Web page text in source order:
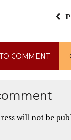
COMMENT
will not be